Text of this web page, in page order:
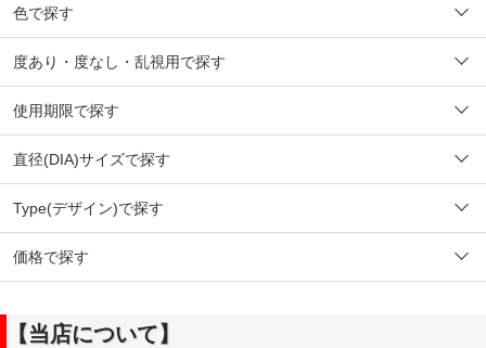
色で探す
度あり・度なし・乱視用で探す
使用期限で探す
直径(DIA)サイズで探す
Type(デザイン)で探す
価格で探す
【当店について】